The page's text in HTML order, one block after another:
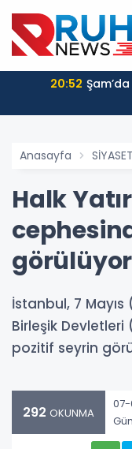
20:52
Anasayfa SİYASET
Halk
görülüyor
İstanbul, 7 Mayıs
Birleşik
pozitif seyrin
292 OKUNMA